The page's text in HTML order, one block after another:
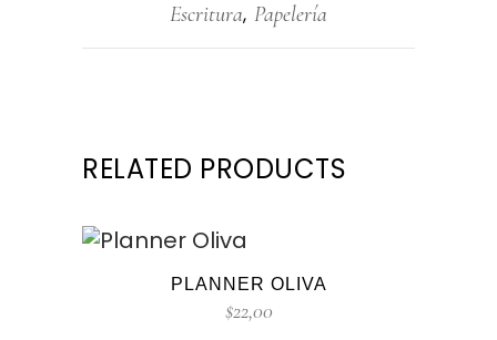
Escritura, Papelería
RELATED PRODUCTS
PLANNER OLIVA
$22,00